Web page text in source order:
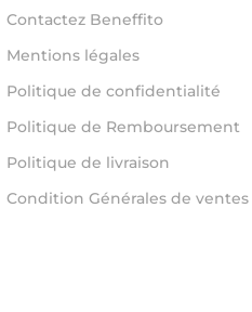
Contactez Beneffito
Mentions légales
Politique de confidentialité
Politique de Remboursement
Politique de livraison
Condition Générales de ventes